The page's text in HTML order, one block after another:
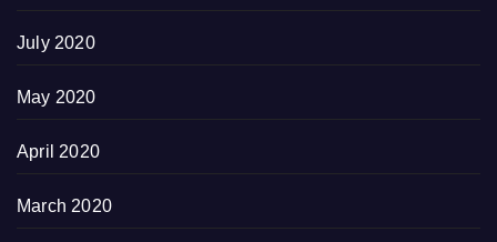
July 2020
May 2020
April 2020
March 2020